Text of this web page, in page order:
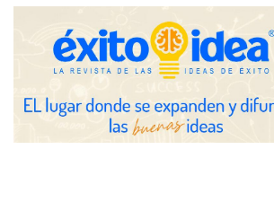
Zoomex mejora su Strategy Center con
avanzadas para trading estratégico
COMPALISS de LYSOTRIC: cuando un
las posibilidades del salón profesional